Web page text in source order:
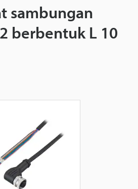
sambungan
berbentuk L 10